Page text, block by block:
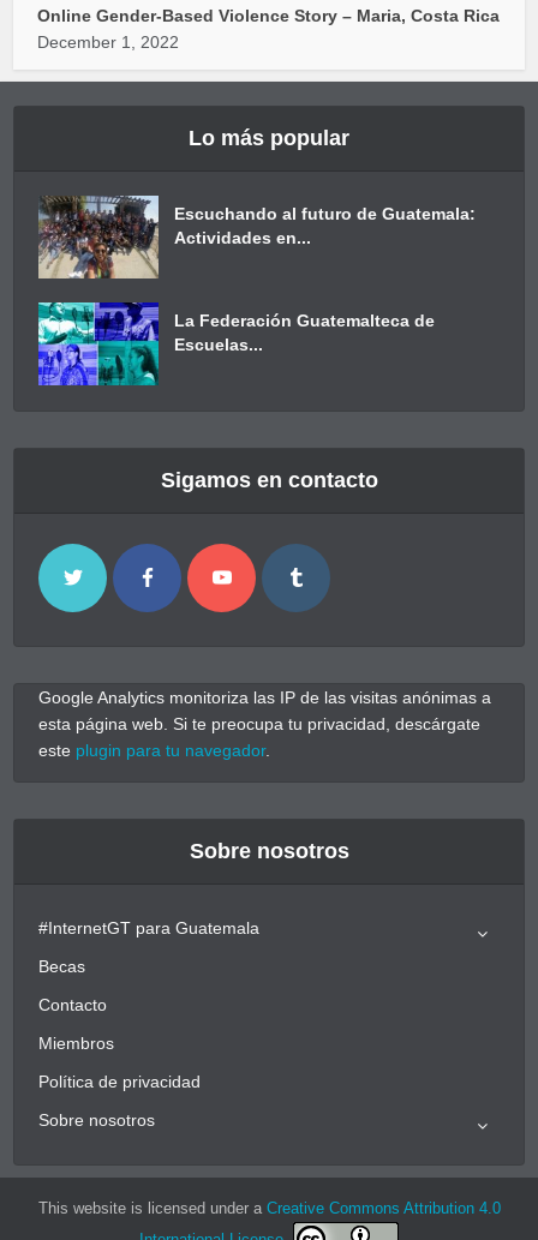
Online Gender-Based Violence Story – Maria, Costa Rica
December 1, 2022
Lo más popular
Escuchando al futuro de Guatemala:
Actividades en...
La Federación Guatemalteca de
Escuelas...
Sigamos en contacto
Google Analytics monitoriza las IP de las visitas anónimas a
esta página web. Si te preocupa tu privacidad, descárgate
este plugin para tu navegador.
Sobre nosotros
#InternetGT para Guatemala
Becas
Contacto
Miembros
Política de privacidad
Sobre nosotros
This website is licensed under a Creative Commons Attribution 4.0